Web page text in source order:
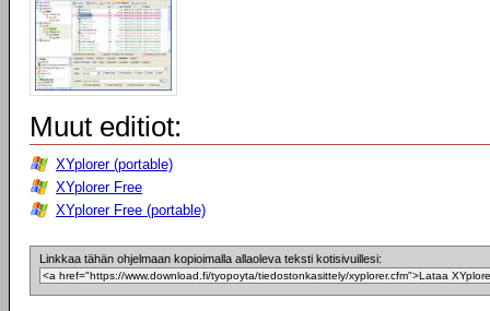
Muut editiot:
XYplorer (portable)
XYplorer Free
XYplorer Free (portable)
Linkkaa tähän ohjelmaan kopioimalla allaoleva teksti kotisivuillesi: